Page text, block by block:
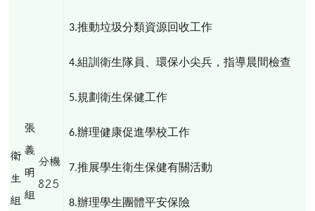
衛
生
組
張
義
明
組
分機
825
3.推動垃圾分類資源回收工作
4.組訓衛生隊員、環保小尖兵，指導晨間檢查
5.規劃衛生保健工作
6.辦理健康促進學校工作
7.推展學生衛生保健有關活動
8.辦理學生團體平安保險